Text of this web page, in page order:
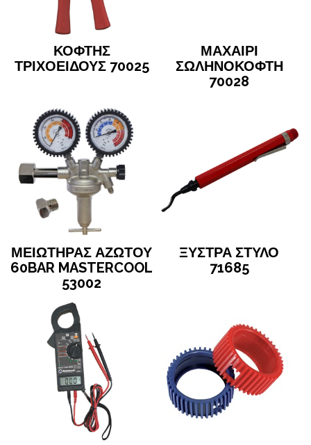
ΚΟΦΤΗΣ
ΤΡΙΧΟΕΙΔΟΥΣ 70025
ΜΑΧΑΙΡΙ
ΣΩΛΗΝΟΚΟΦΤΗ
70028
ΜΕΙΩΤΗΡΑΣ ΑΖΩΤΟΥ
60BAR MASTERCOOL
53002
ΞΥΣΤΡΑ ΣΤΥΛΟ
71685